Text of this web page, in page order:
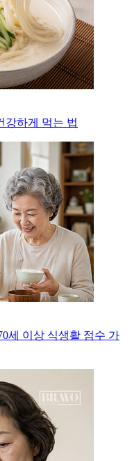
강하게 먹는 법
세 이상 식생활 점수 가